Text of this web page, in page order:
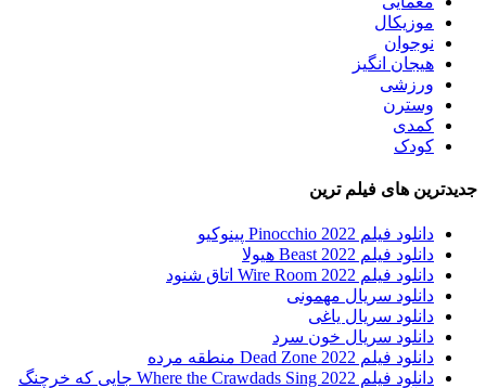
موزیکال
نوجوان
هیجان انگیز
ورزشی
وسترن
کمدی
کودک
جدیدترین های فیلم ترین
دانلود فیلم Pinocchio 2022 پینوکیو
دانلود فیلم Beast 2022 هیولا
دانلود فیلم Wire Room 2022 اتاق شنود
دانلود سریال مهمونی
دانلود سریال یاغی
دانلود سریال خون سرد
دانلود فیلم 2022 Dead Zone منطقه مرده
دانلود فیلم Where the Crawdads Sing 2022 جایی که خرچنگ